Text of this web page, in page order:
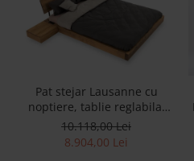
Pat stejar Lausanne cu
noptiere, tablie reglabila,
lemn masiv, stil
contemporan,
personalizabil
10.118,00 Lei
8.904,00 Lei